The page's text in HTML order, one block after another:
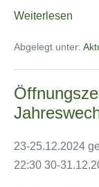
Weiterlesen
–
Ihr
Abgelegt unter:
23-25.12.2024
22:30 30-